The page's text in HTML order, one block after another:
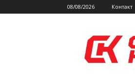
08/08/2026 Контакт